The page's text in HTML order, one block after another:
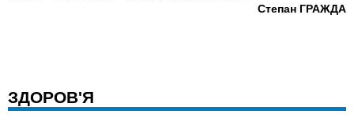
Степан ГРАЖДА
ЗДОРОВ'Я